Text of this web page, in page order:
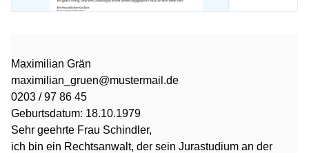
Maximilian Grän
maximilian_gruen@mustermail.de
0203 / 97 86 45
Geburtsdatum: 18.10.1979
Sehr geehrte Frau Schindler,
ich bin ein Rechtsanwalt, der sein Jurastudium an der